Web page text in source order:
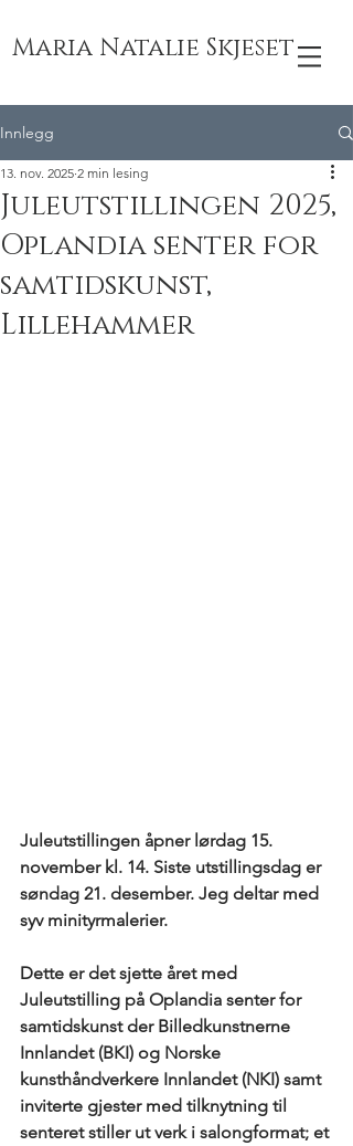
Maria Natalie Skjeset
Innlegg
Juleutstillingen 2025,
Oplandia senter for
samtidskunst,
Lillehammer
13. nov. 2025 2 min lesing
Juleutstillingen åpner lørdag 15.
november kl. 14. Siste utstillingsdag er
søndag 21. desember. Jeg deltar med
syv minityrmalerier.
Dette er det sjette året med
Juleutstilling på Oplandia senter for
samtidskunst der Billedkunstnerne
Innlandet (BKI) og Norske
kunsthåndverkere Innlandet (NKI) samt
inviterte gjester med tilknytning til
senteret stiller ut verk i salongformat; et